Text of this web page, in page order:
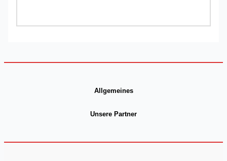
Allgemeines
Unsere Partner